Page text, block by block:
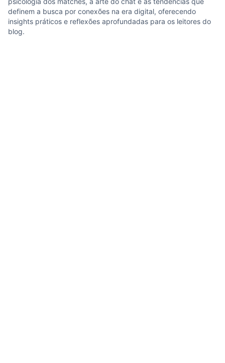
definem a busca por conexões na era digital, oferecendo
insights práticos e reflexões aprofundadas para os leitores do
blog.